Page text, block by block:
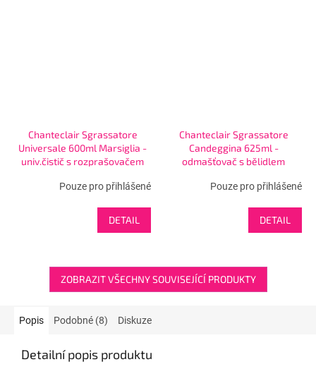
Chanteclair Sgrassatore
Universale 600ml Marsiglia -
univ.čistič s rozprašovačem
Pouze pro přihlášené
DETAIL
Chanteclair Sgrassatore
Candeggina 625ml -
odmašťovač s bělidlem
Pouze pro přihlášené
DETAIL
ZOBRAZIT VŠECHNY SOUVISEJÍCÍ PRODUKTY
Popis Podobné (8) Diskuze
Detailní popis produktu